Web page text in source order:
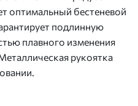
оптимальный бестеневой
подлинную
плавного изменения
рукоятка